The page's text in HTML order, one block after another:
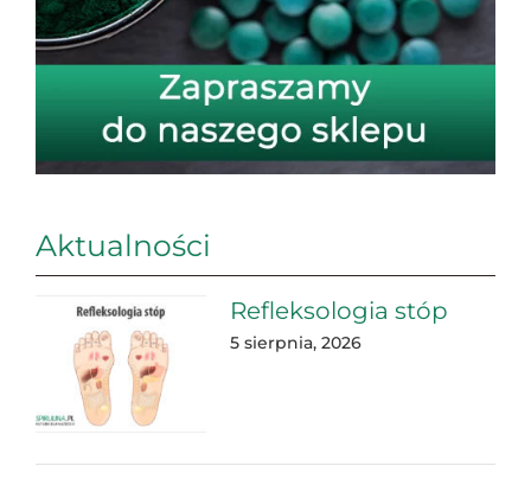
Aktualności
Refleksologia stóp
5 sierpnia, 2026